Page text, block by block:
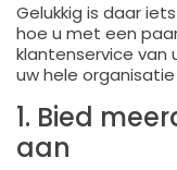
Gelukkig is daar
hoe u met een
klantenservice van
uw hele
1. Bied
aan